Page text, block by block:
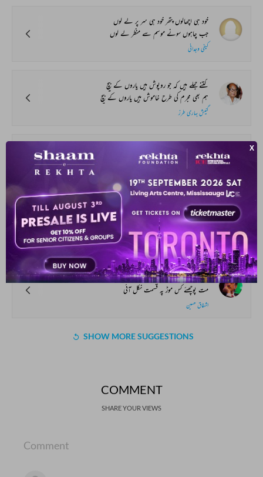
خود ہی اچھالوں پتھر خود ہی سر پر لے لوں
جب چاہوں سونے موسم سے منظر لے لوں
کیفی وجدانی
کتنے جملے ہیں کہ جو روپوش ہیں یاروں کے بیچ
ہم بھی مجرم کی طرح خاموش ہیں یاروں کے بیچ
گنیش بہاری طرز
گردش_مینا_و_جام دیکھیے کب تک رہے
ہم پہ تقاضا حرام دیکھیے کب تک رہے
زہرا نگاہ
خواب کو صورت_حالات بنا جاتا ہے
دل کو آنا ہو تو بے_وقت بھی آ جاتا ہے
محسن اسرار
پھر یاد اسے کرنے کی فرصت نکل آئی
مت پوچھئے کس موڑ پہ قسمت نکل آئی
اشفاق حسین
SHOW MORE SUGGESTIONS
COMMENT
SHARE YOUR VIEWS
Comment